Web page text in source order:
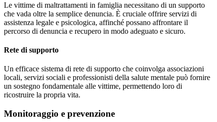
Le vittime di maltrattamenti in famiglia necessitano di un supporto
che vada oltre la semplice denuncia. È cruciale offrire servizi di
assistenza legale e psicologica, affinché possano affrontare il
percorso di denuncia e recupero in modo adeguato e sicuro.
Rete di supporto
Un efficace sistema di rete di supporto che coinvolga associazioni
locali, servizi sociali e professionisti della salute mentale può fornire
un sostegno fondamentale alle vittime, permettendo loro di
ricostruire la propria vita.
Monitoraggio e prevenzione